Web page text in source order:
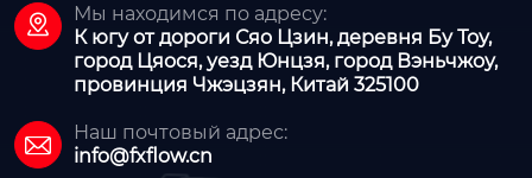

Мы находимся по адресу:
К югу от дороги Сяо Цзин, деревня Бу Тоу,
город Цяося, уезд Юнцзя, город Вэньчжоу,
провинция Чжэцзян, Китай 325100

Наш почтовый адрес:
info@fxflow.cn